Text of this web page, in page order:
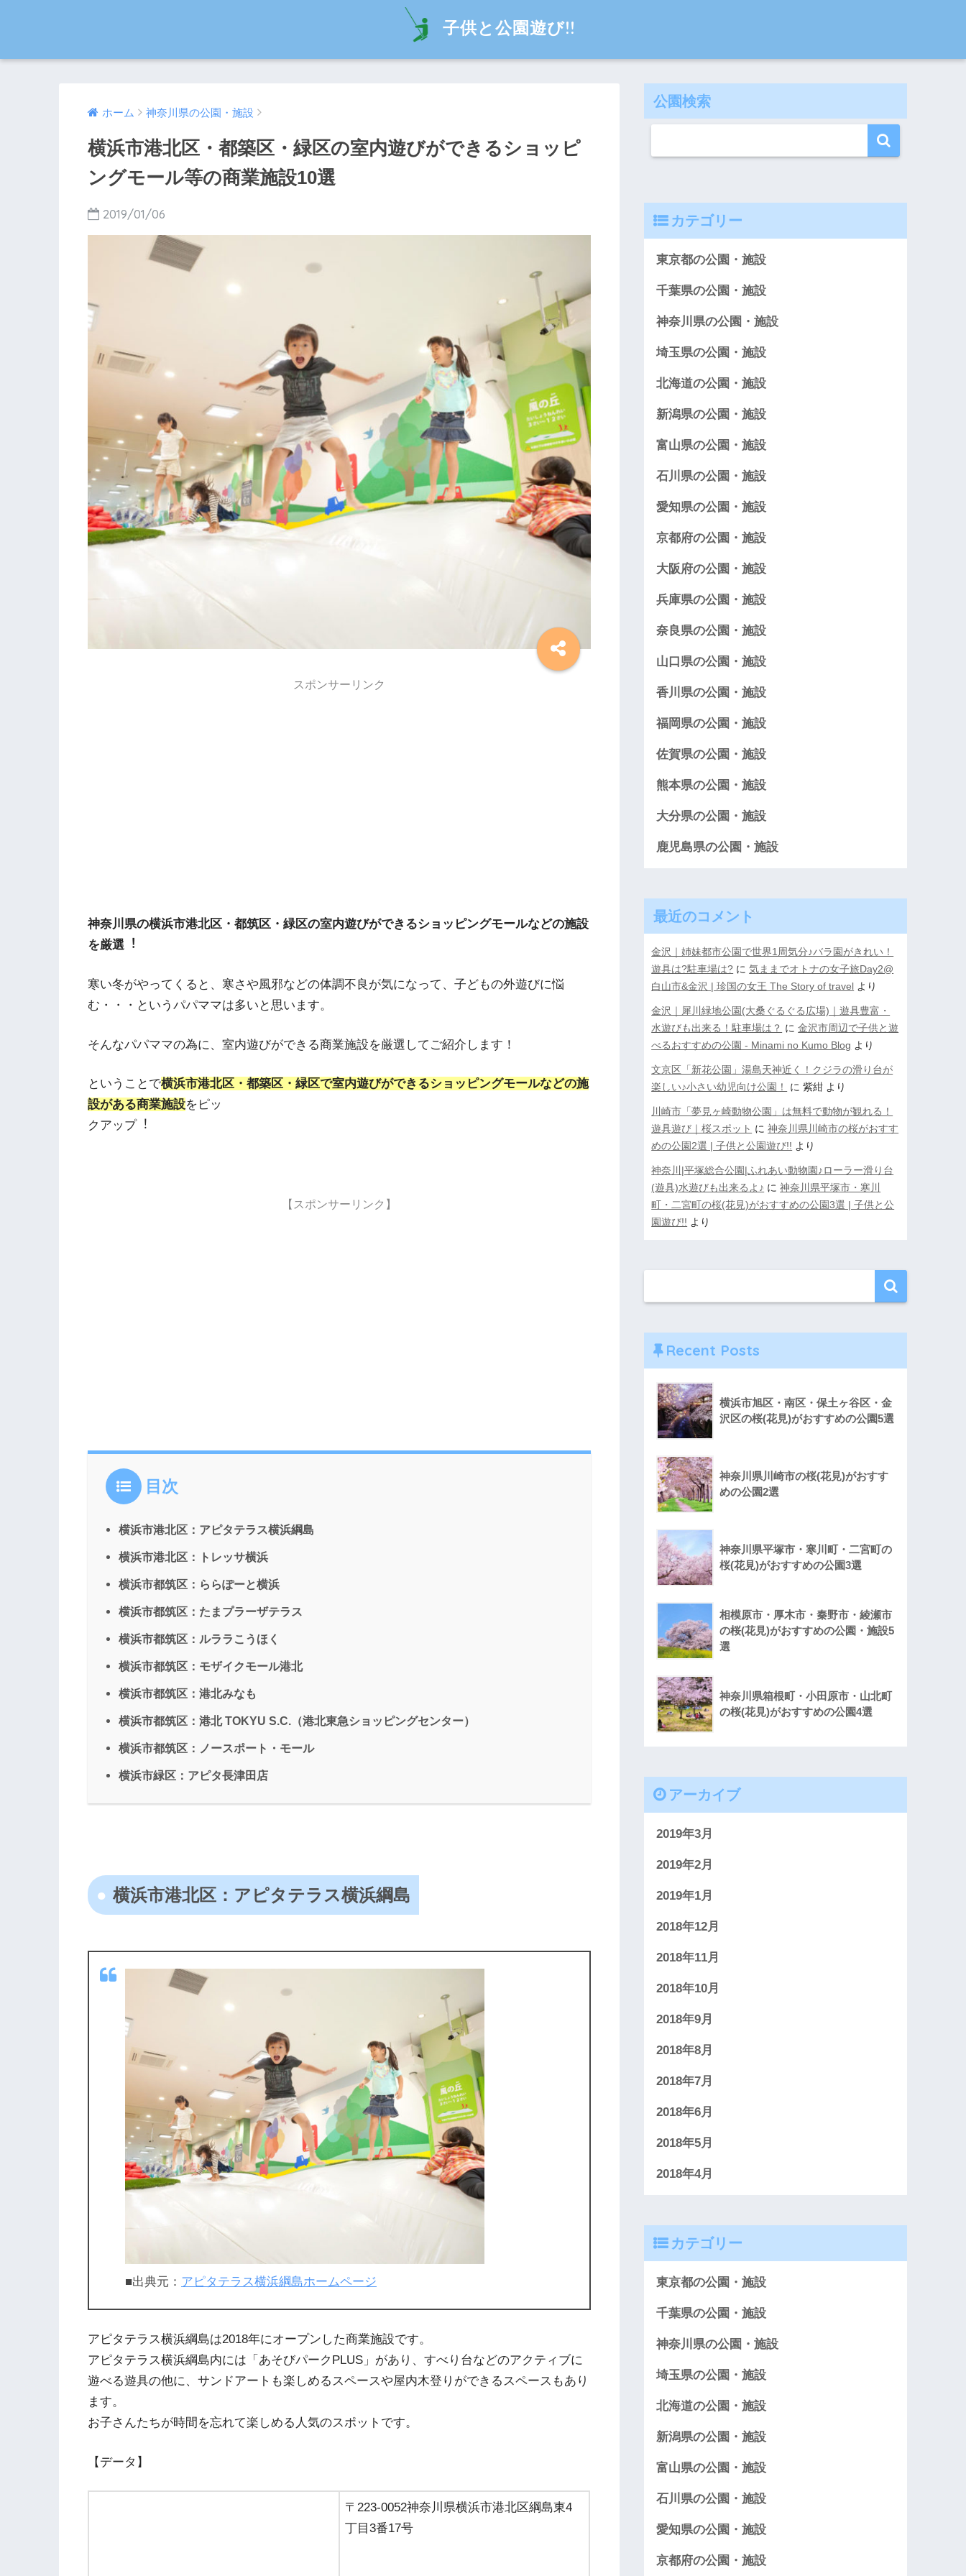
子供と公園遊び!!
ホーム 神奈川県の公園・施設
横浜市港北区・都築区・緑区の室内遊びができるショッピ
ングモール等の商業施設10選
2019/01/06
スポンサーリンク
神奈川県の横浜市港北区・都筑区・緑区の室内遊びができるショッピングモールなどの施設
を厳選︕
寒い冬がやってくると、寒さや風邪などの体調不良が気になって、子どもの外遊びに悩
む・・・というパパママは多いと思います。
そんなパパママの為に、室内遊びができる商業施設を厳選してご紹介します！
ということで横浜市港北区・都築区・緑区で室内遊びができるショッピングモールなどの施
設がある商業施設をピッ
クアップ︕
【スポンサーリンク】
目次
横浜市港北区：アピタテラス横浜綱島
横浜市港北区：トレッサ横浜
横浜市都筑区：ららぽーと横浜
横浜市都筑区：たまプラーザテラス
横浜市都筑区：ルララこうほく
横浜市都筑区：モザイクモール港北
横浜市都筑区：港北みなも
横浜市都筑区：港北 TOKYU S.C.（港北東急ショッピングセンター）
横浜市都筑区：ノースポート・モール
横浜市緑区：アピタ長津田店
横浜市港北区：アピタテラス横浜綱島
■出典元： アピタテラス横浜綱島ホームページ
アピタテラス横浜綱島は2018年にオープンした商業施設です。
アピタテラス横浜綱島内には「あそびパークPLUS」があり、すべり台などのアクティブに
遊べる遊具の他に、サンドアートも楽しめるスペースや屋内木登りができるスペースもあり
ます。
お子さんたちが時間を忘れて楽しめる人気のスポットです。
【データ】
〒223-0052神奈川県横浜市港北区綱島東4
丁目3番17号
公園検索
カテゴリー
東京都の公園・施設
千葉県の公園・施設
神奈川県の公園・施設
埼玉県の公園・施設
北海道の公園・施設
新潟県の公園・施設
富山県の公園・施設
石川県の公園・施設
愛知県の公園・施設
京都府の公園・施設
大阪府の公園・施設
兵庫県の公園・施設
奈良県の公園・施設
山口県の公園・施設
香川県の公園・施設
福岡県の公園・施設
佐賀県の公園・施設
熊本県の公園・施設
大分県の公園・施設
鹿児島県の公園・施設
最近のコメント
金沢｜姉妹都市公園で世界1周気分♪バラ園がきれい！
遊具は?駐車場は? に気ままでオトナの女子旅Day2@
白山市&金沢 | 珍国の女王 The Story of travel より
金沢｜犀川緑地公園(大桑ぐるぐる広場)｜遊具豊富・
水遊びも出来る！駐車場は？ に金沢市周辺で子供と遊
べるおすすめの公園 - Minami no Kumo Blog より
文京区「新花公園」湯島天神近く！クジラの滑り台が
楽しい♪小さい幼児向け公園！
に紫紺 より
川崎市「夢見ヶ崎動物公園」は無料で動物が観れる！
遊具遊び｜桜スポット に神奈川県川崎市の桜がおすす
めの公園2選 | 子供と公園遊び!! より
神奈川|平塚総合公園|ふれあい動物園♪ローラー滑り台
(遊具)水遊びも出来るよ♪ に神奈川県平塚市・寒川
町・二宮町の桜(花見)がおすすめの公園3選 | 子供と公
園遊び!! より
Recent Posts
横浜市旭区・南区・保土ヶ谷区・金
沢区の桜(花見)がおすすめの公園5選
神奈川県川崎市の桜(花見)がおすす
めの公園2選
神奈川県平塚市・寒川町・二宮町の
桜(花見)がおすすめの公園3選
相模原市・厚木市・秦野市・綾瀬市
の桜(花見)がおすすめの公園・施設5
選
神奈川県箱根町・小田原市・山北町
の桜(花見)がおすすめの公園4選
アーカイブ
2019年3月
2019年2月
2019年1月
2018年12月
2018年11月
2018年10月
2018年9月
2018年8月
2018年7月
2018年6月
2018年5月
2018年4月
カテゴリー
東京都の公園・施設
千葉県の公園・施設
神奈川県の公園・施設
埼玉県の公園・施設
北海道の公園・施設
新潟県の公園・施設
富山県の公園・施設
石川県の公園・施設
愛知県の公園・施設
京都府の公園・施設